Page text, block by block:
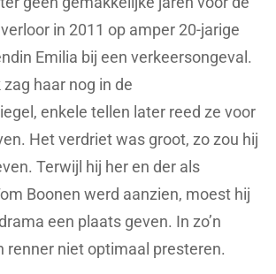
in 2011 op amper 20-jarige
Emilia bij een verkeersongeval.
haar nog in de
enkele tellen later reed ze voor
Het verdriet was groot, zo zou hij
Terwijl hij her en der als
Boonen werd aanzien, moest hij
een plaats geven. In zo’n
renner niet optimaal presteren.